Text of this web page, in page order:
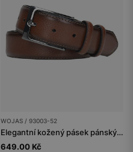
WOJAS / 93003-52
Elegantní kožený pásek pánský z hnědé kůže
649.00 Kč